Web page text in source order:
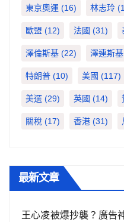
東京奧運 (16) 林志玲
歐盟 (12) 法國 (31)
澤倫斯基 (22) 澤連斯基
特朗普 (10) 美國 (117)
美選 (29) 英國 (14)
關稅 (17) 香港 (31)
最新文章
王心凌被爆抄襲？廣告